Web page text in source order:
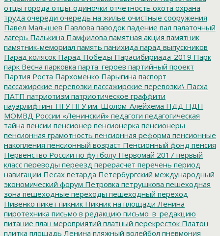
отцы города отцы-одиночки отчетность охота охрана
труда очереди очередь на жилье очистные сооружения
Павел Малышев Павлова паводок падение пал палаточный
лагерь Палькина Памфилова памятная акция памятник
памятник-мемориал память панихида парад выпускников
Парад колясок Парад Победы Парасибириада-2019 Парк
парк Весна парковка парта_героев партийный проект
Партия Роста Пархоменко Парыгина паспорт
пассажирские перевозки пассажирские перевозки\ Пасха
ПАТП патриотизм патриотическое граффити
пауэрлифтинг ПГУПГУ им. Шолом-Алейхема ПДД ПДН
МОМВД России «Ленинский» педагоги педагогическая
тайна пенсии пенсионер пенсионерка пенсионеры
пенсионная грамотность пенсионная реформа пенсионные
накопления пенсионный возраст Пенсионный фонд пенсия
Первенство России по футболу Первомай 2017 первый
класс переводы переезд перерасчет перечень период
навигации Песах петарда Петербургский международный
экономический форум Петровка петрушкова пешеходная
зона пешеходные переходы пешеходный переход
Пивенко пикет пикник Пикник на площади Ленина
пиротехника письмо в редакцию письмо_в_редакцию
питание план мероприятий платный перекресток Платон
плитка площадь Ленина пляжный волейбол пневмония